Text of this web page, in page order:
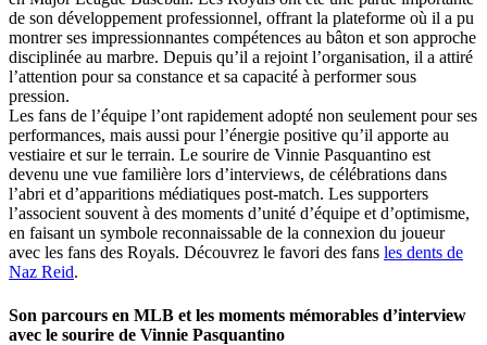
de son développement professionnel, offrant la plateforme où il a pu
montrer ses impressionnantes compétences au bâton et son approche
disciplinée au marbre. Depuis qu’il a rejoint l’organisation, il a attiré
l’attention pour sa constance et sa capacité à performer sous
pression.
Les fans de l’équipe l’ont rapidement adopté non seulement pour ses
performances, mais aussi pour l’énergie positive qu’il apporte au
vestiaire et sur le terrain. Le sourire de Vinnie Pasquantino est
devenu une vue familière lors d’interviews, de célébrations dans
l’abri et d’apparitions médiatiques post-match. Les supporters
l’associent souvent à des moments d’unité d’équipe et d’optimisme,
en faisant un symbole reconnaissable de la connexion du joueur
avec les fans des Royals. Découvrez le favori des fans les dents de
Naz Reid.
Son parcours en MLB et les moments mémorables d’interview
avec le sourire de Vinnie Pasquantino